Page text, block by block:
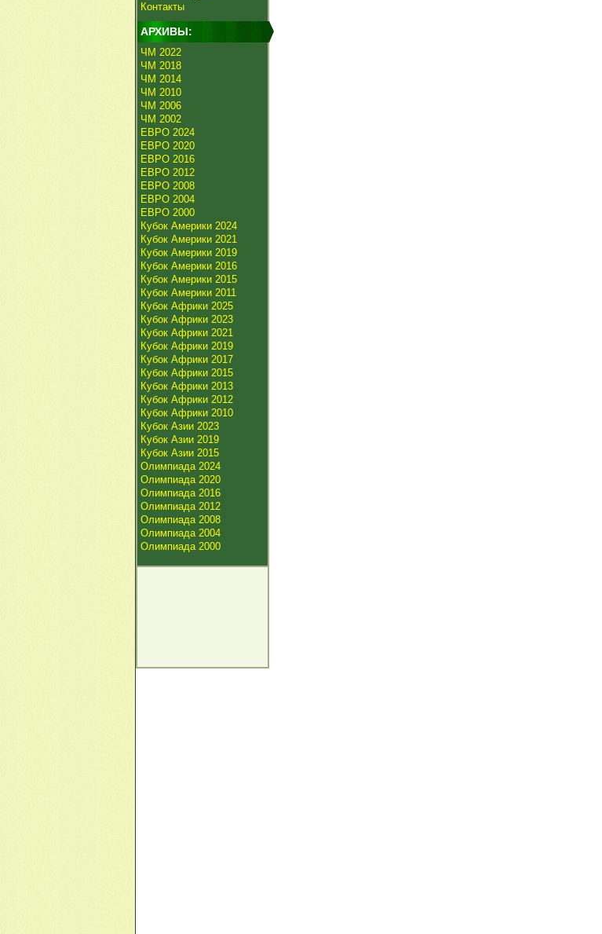
Контакты
АРХИВЫ:
ЧМ 2022
ЧМ 2018
ЧМ 2014
ЧМ 2010
ЧМ 2006
ЧМ 2002
ЕВРО 2024
ЕВРО 2020
ЕВРО 2016
ЕВРО 2012
ЕВРО 2008
ЕВРО 2004
ЕВРО 2000
Кубок Америки 2024
Кубок Америки 2021
Кубок Америки 2019
Кубок Америки 2016
Кубок Америки 2015
Кубок Америки 2011
Кубок Африки 2025
Кубок Африки 2023
Кубок Африки 2021
Кубок Африки 2019
Кубок Африки 2017
Кубок Африки 2015
Кубок Африки 2013
Кубок Африки 2012
Кубок Африки 2010
Кубок Азии 2023
Кубок Азии 2019
Кубок Азии 2015
Олимпиада 2024
Олимпиада 2020
Олимпиада 2016
Олимпиада 2012
Олимпиада 2008
Олимпиада 2004
Олимпиада 2000